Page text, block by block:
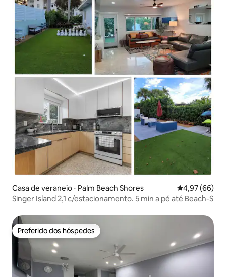
Casa de veraneio ⋅ Palm Beach Shores 4,97 de uma
4,97 (66)
Singer Island 2,1 c/estacionamento. 5 min a pé até Beach-S
Preferido dos hóspedes
Preferido dos hóspedes